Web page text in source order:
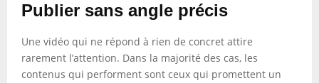
Publier sans angle précis
Une vidéo qui ne répond à rien de concret attire
rarement l’attention. Dans la majorité des cas, les
contenus qui performent sont ceux qui promettent un